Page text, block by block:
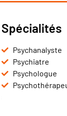
Spécialités
Psychanalyste
Psychiatre
Psychologue